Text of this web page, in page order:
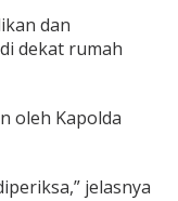
dan
dekat rumah
oleh Kapolda
jelasnya